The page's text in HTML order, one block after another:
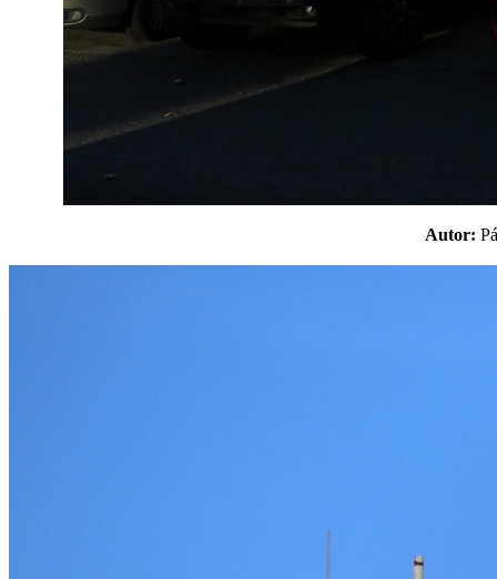
Autor: